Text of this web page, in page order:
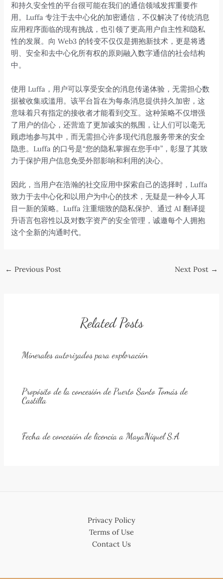
和持久安全性的平台很可能在我们的通信领域发挥重要作
用。Luffa 专注于去中心化的加密通信，不仅解决了传统消息
应用程序面临的现有挑战，也引领了更高用户自主性和隐私
性的发展。向 Web3 的转变不仅仅是拥抱新技术，更是将透
明、安全和去中心化所有权的原则融入数字通信的社会结构
中。
使用 Luffa，用户可以享受安全的消息传递体验，无需担心数
据被收集或滥用。该平台旨在为每条消息提供持久加密，这
意味着只有指定的接收者才能看到交互。这种策略不仅增强
了用户的信心，还营造了更加诚实的氛围，让人们可以毫无
顾虑地参与其中，而无需担心许多现代消息服务带来的安全
隐患。Luffa 的口号是“您的隐私掌握在您手中”，彰显了其致
力于保护用户信息免受外部影响和利用的决心。
因此，当用户在浩瀚的社交应用中探索自己的选择时，Luffa
致力于去中心化和以用户为中心的技术，无疑是一种令人耳
目一新的策略。Luffa 注重细致的隐私保护、通过 AI 翻译提
升语言包容性以及对数字资产的安全管理，诚邀每个人拥抱
这个全新的沟通时代。
Post
← Previous Post Next Post →
Related Posts
Minerales autorizados para exploración
Propósito de la concesión de Puerto Santo Tomás de
Castilla
Fecha de concesión de licencia a MayaNíquel S.A
Privacy Policy
Terms of Use
Contact Us